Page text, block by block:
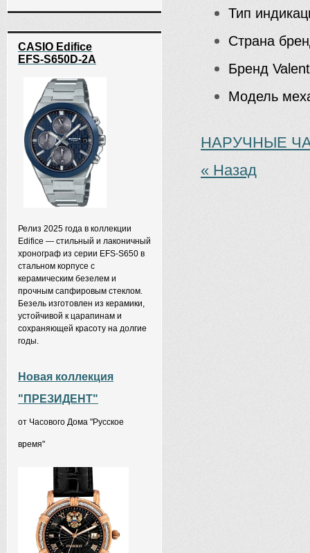
Тип
Страна
Бренд
Модель
НАРУЧНЫЕ
« Назад
CASIO Edifice
EFS-S650D-2A
Релиз 2025 года в коллекции
Edifice — стильный и лаконичный
хронограф из серии EFS-S650 в
стальном корпусе с
керамическим безелем и
прочным сапфировым стеклом.
Безель изготовлен из керамики,
устойчивой к царапинам и
сохраняющей красоту на долгие
годы.
Новая коллекция
"ПРЕЗИДЕНТ"
от Часового Дома "Русское
время"